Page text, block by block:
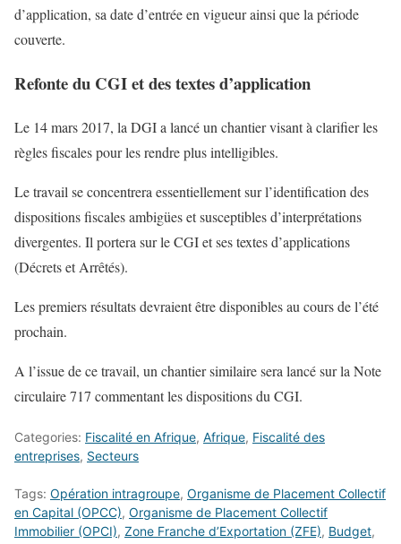
d’application, sa date d’entrée en vigueur ainsi que la période
couverte.
Refonte du CGI et des textes d’application
Le 14 mars 2017, la DGI a lancé un chantier visant à clarifier les
règles fiscales pour les rendre plus intelligibles.
Le travail se concentrera essentiellement sur l’identification des
dispositions fiscales ambigües et susceptibles d’interprétations
divergentes. Il portera sur le CGI et ses textes d’applications
(Décrets et Arrêtés).
Les premiers résultats devraient être disponibles au cours de l’été
prochain.
A l’issue de ce travail, un chantier similaire sera lancé sur la Note
circulaire 717 commentant les dispositions du CGI.
Categories: Fiscalité en Afrique, Afrique, Fiscalité des
entreprises, Secteurs
Tags: Opération intragroupe, Organisme de Placement Collectif
en Capital (OPCC), Organisme de Placement Collectif
Immobilier (OPCI), Zone Franche d’Exportation (ZFE), Budget,